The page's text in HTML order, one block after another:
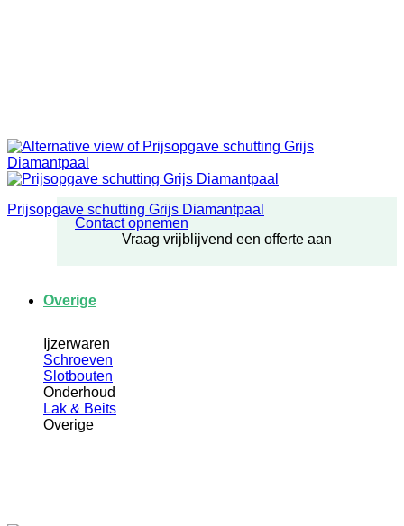
Contact opnemen
Vraag vrijblijvend een offerte aan
Overige
Ijzerwaren
Schroeven
Slotbouten
Onderhoud
Lak & Beits
Overige
Prijsopgave schutting Grijs Diamantpaal